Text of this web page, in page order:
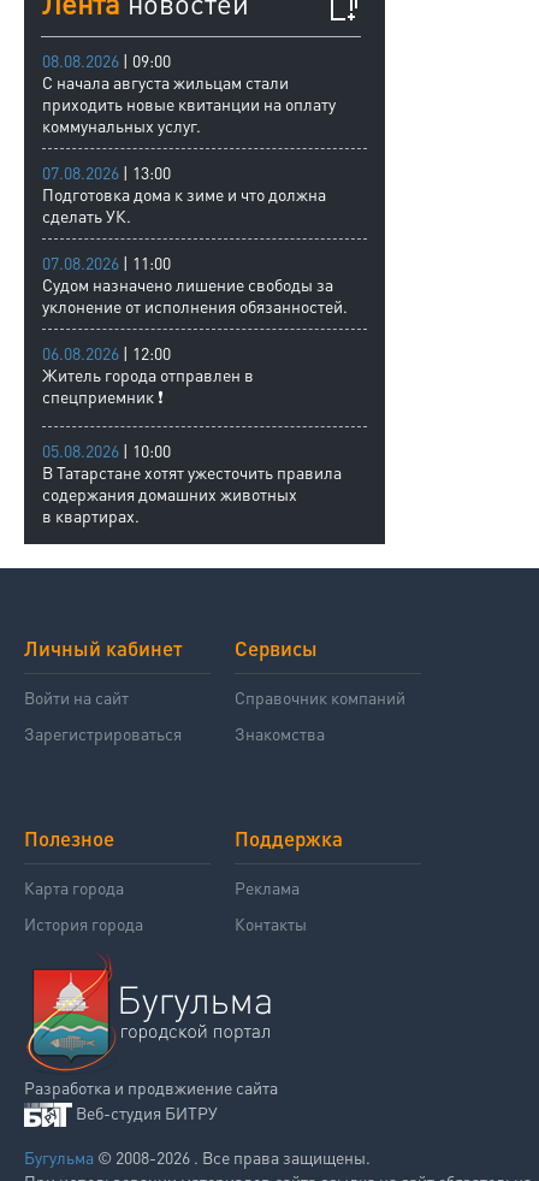
08.08.2026 | 09:00
С начала августа жильцам стали
приходить новые квитанции на оплату
коммунальных услуг.
07.08.2026 | 13:00
Подготовка дома к зиме и что должна
сделать УК.
07.08.2026 | 11:00
Судом назначено лишение свободы за
уклонение от исполнения обязанностей.
06.08.2026 | 12:00
Житель города отправлен в
спецприемник ❗
05.08.2026 | 10:00
В Татарстане хотят ужесточить правила
содержания домашних животных
в квартирах.
Личный кабинет
Войти на сайт
Зарегистрироваться
Сервисы
Справочник компаний
Знакомства
Полезное
Карта города
История города
Поддержка
Реклама
Контакты
Разработка и продвжиение сайта
Веб-студия БИТРУ
Бугульма © 2008-2026 . Все права защищены.